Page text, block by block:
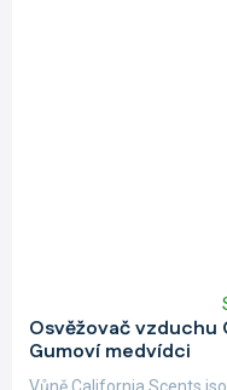
Osvěžovač vzduchu
Gumoví medvídci
hodnocení
produktu
je